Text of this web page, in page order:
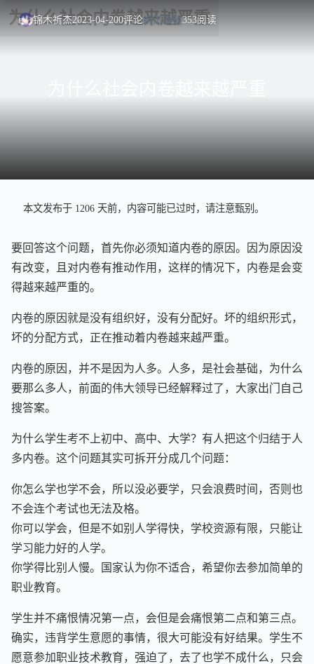
锦木祈杰2023-04-200评论祈杰漫谈353阅读
本文发布于 1206 天前，内容可能已过时，请注意甄别。
要回答这个问题，首先你必须知道内卷的原因。因为原因没
有改变，且对内卷有推动作用，这样的情况下，内卷是会变
得越来越严重的。
内卷的原因就是没有组织好，没有分配好。坏的组织形式，
坏的分配方式，正在推动着内卷越来越严重。
内卷的原因，并不是因为人多。人多，是社会基础，为什么
要那么多人，前面的伟大领导已经解释过了，大家出门自己
搜答案。
为什么学生考不上初中、高中、大学？有人把这个归结于人
多内卷。这个问题其实可拆开分成几个问题：
你怎么学也学不会，所以没必要学，只会浪费时间，否则也
不会连个考试也无法及格。
你可以学会，但是不如别人学得快，学校资源有限，只能让
学习能力好的人学。
你学得比别人慢。国家认为你不适合，希望你去参加简单的
职业教育。
学生并不痛恨情况第一点，会但是会痛恨第二点和第三点。
确实，违背学生意愿的事情，很大可能没有好结果。学生不
愿意参加职业技术教育，强迫了，去了也学不成什么，只会